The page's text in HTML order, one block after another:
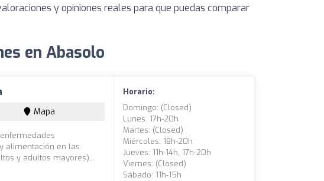
y opiniones reales para que puedas comparar
en Abasolo
Mapa
alimentación en las
y adultos mayores)...
Horario:
Domingo: (closed)
Lunes: 17h-20h
Martes: (closed)
Miércoles: 18h-20h
Jueves: 11h-14h, 17h-20h
Viernes: (closed)
Sábado: 11h-15h